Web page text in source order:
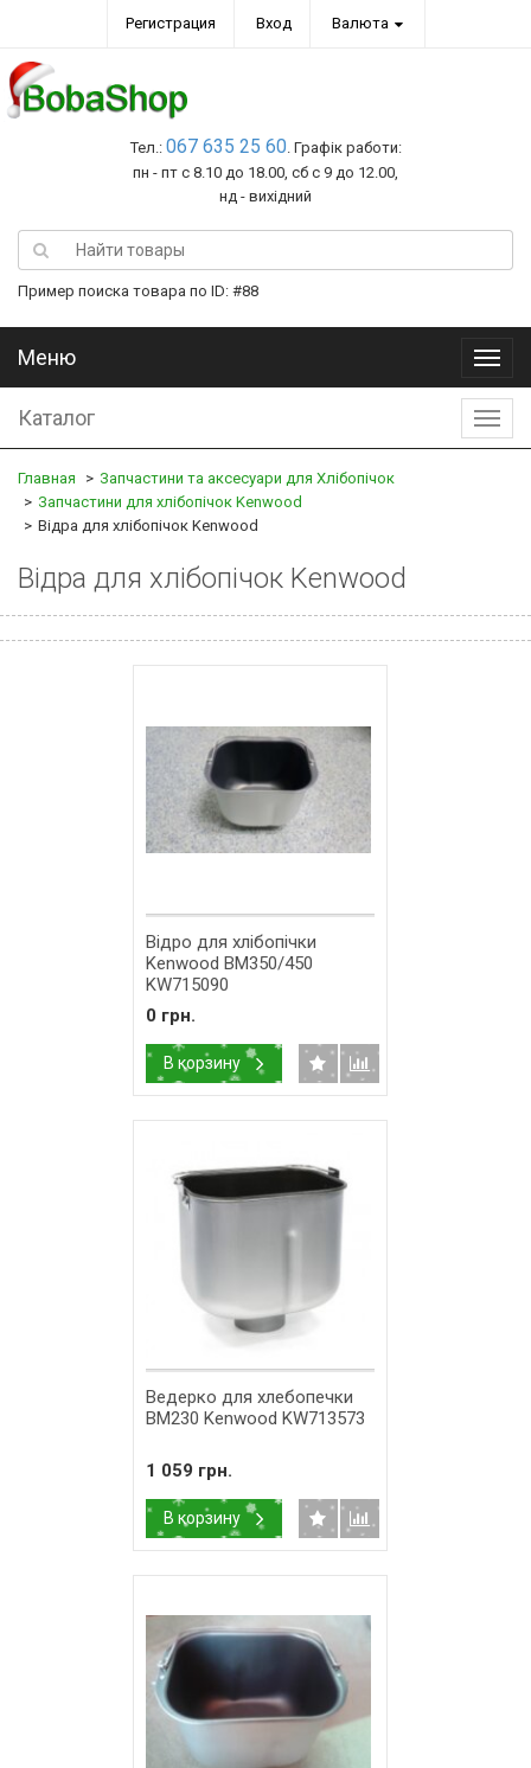
Регистрация Вход Валюта
Тел.: 067 635 25 60. Графік работи:
пн - пт с 8.10 до 18.00, сб с 9 до 12.00,
нд - вихідний
Пример поиска товара по ID: #88
Меню
Меню
Каталог
Главная
Запчастини та аксесуари для Хлібопічок
Запчастини для хлібопічок Kenwood
Відра для хлібопічок Kenwood
Відра для хлібопічок Kenwood
Відро для хлібопічки
Kenwood BM350/450
KW715090
0 грн.
В корзину
Ведерко для хлебопечки
BM230 Kenwood KW713573
1 059 грн.
В корзину